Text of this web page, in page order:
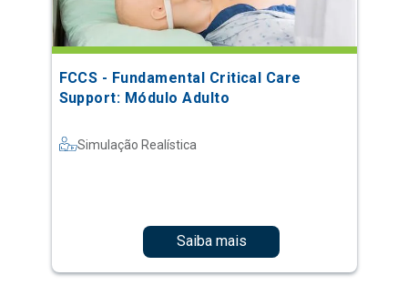
FCCS - Fundamental Critical Care
Support: Módulo Adulto
Simulação Realística
Saiba mais